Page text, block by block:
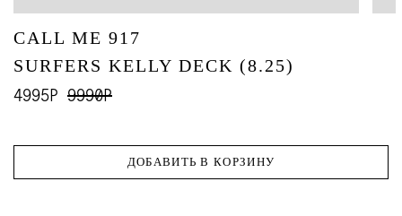
CALL ME 917
SURFERS KELLY DECK (8.25)
4995Р 9990Р
ДОБАВИТЬ В КОРЗИНУ